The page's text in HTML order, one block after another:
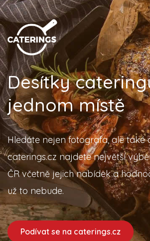
Desítky
jednom místě
Hledáte nejen fotografa, ale také
caterings.cz najdete největší
ČR včetně jejich nabídek a
už to nebude.
Podívat se na caterings.cz